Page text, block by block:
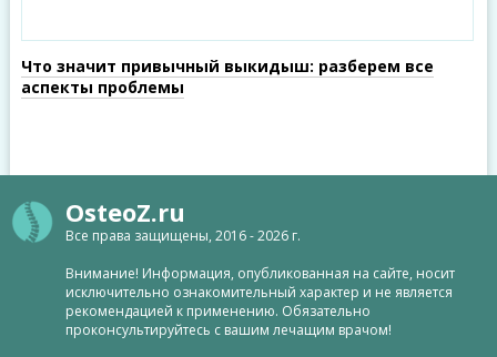
Что значит привычный выкидыш: разберем все
аспекты проблемы
OsteoZ.ru
Все права защищены, 2016 - 2026 г.
Внимание! Информация, опубликованная на сайте, носит
исключительно ознакомительный характер и не является
рекомендацией к применению. Обязательно
проконсультируйтесь с вашим лечащим врачом!